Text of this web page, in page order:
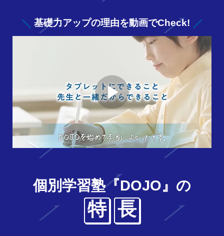
基礎力アップの理由を動画でCheck!
個別学習塾『DOJO』の
特 長